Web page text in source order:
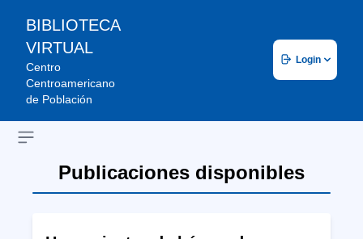
BIBLIOTECA
VIRTUAL
Centro
Centroamericano
de Población
Login
Open sidebar
Publicaciones disponibles